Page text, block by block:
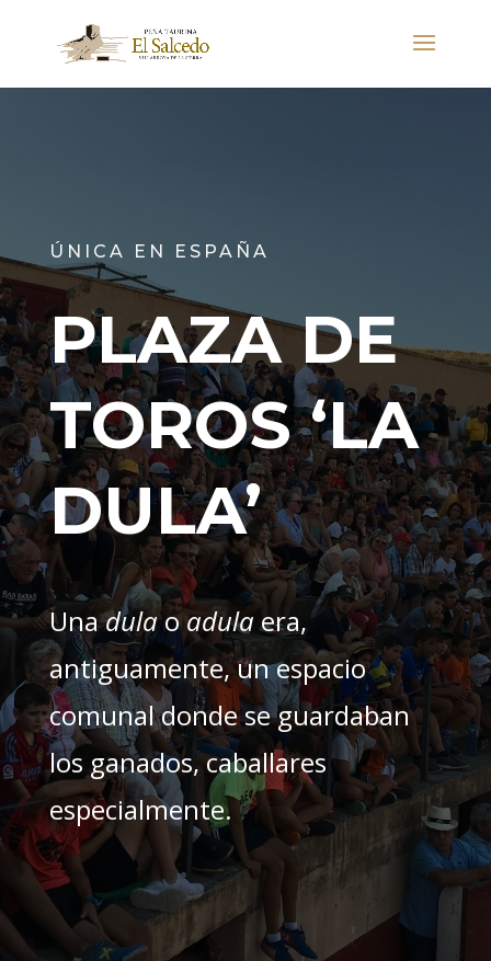
ÚNICA EN ESPAÑA
PLAZA DE
TOROS ‘LA
DULA’
Unadulaoadulaera,
antiguamente, un espacio
comunal donde se guardaban
los ganados, caballares
especialmente.